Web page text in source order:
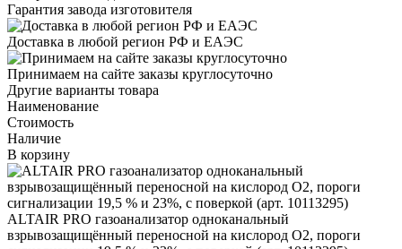
Гарантия завода изготовителя
Доставка в любой регион РФ и ЕАЭС
Принимаем на сайте заказы круглосуточно
Другие варианты товара
Наименование
Стоимость
Наличие
В корзину
ALTAIR PRO газоанализатор одноканальный
взрывозащищённый переносной на кислород O2, пороги